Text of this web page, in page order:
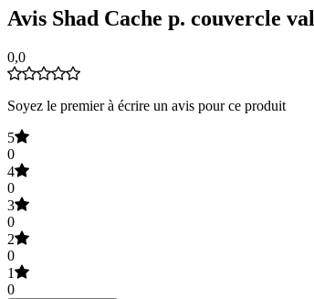
Avis Shad Cache p. couvercle
0,0
Soyez le premier à écrire un avis pour ce produit
5
0
4
0
3
0
2
0
1
0